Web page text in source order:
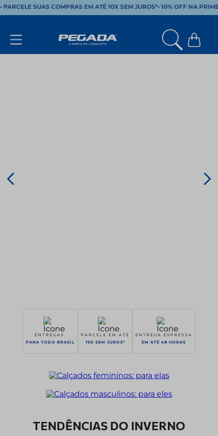
• PARCELE SUAS COMPRAS EM ATÉ 10X SEM JUROS*• 10% OFF NA
ENTREGAS
PARA TODO BRASIL
PARCELE EM ATÉ
10X SEM JUROS*
ENTREGA EXPRESSA
EM ATÉ 48 HORAS
TENDÊNCIAS DO INVERNO